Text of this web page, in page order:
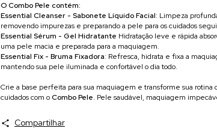
O Combo Pele contém:
Essential Cleanser - Sabonete Líquido Facial: Limpeza
removendo impurezas e preparando a pele para os cuidados
Essential Sérum - Gel Hidratante Hidratação leve e rápida
uma pele macia e preparada para a maquiagem.
Essential Fix - Bruma Fixadora: Refresca, hidrata e fixa a
mantendo sua pele iluminada e confortável o dia todo.
Crie a base perfeita para sua maquiagem e transforme sua rotina
cuidados com oCombo Pele. Pele saudável, maquiagem
Compartilhar